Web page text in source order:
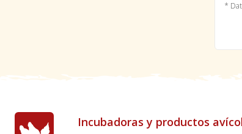
*
Incubadoras y productos